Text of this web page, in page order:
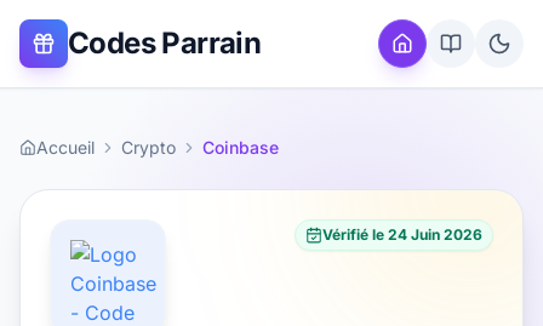
Codes Parrain
Accueil Crypto Coinbase
Vérifié le 24 Juin 2026